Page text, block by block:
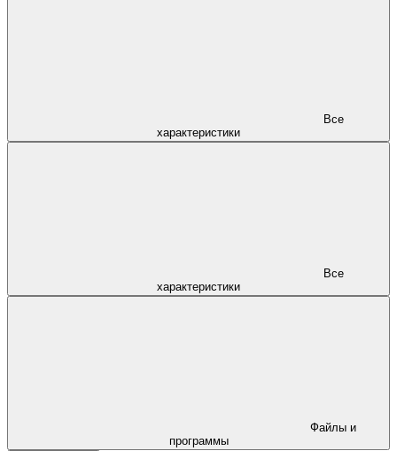
характеристики
характеристики
программы